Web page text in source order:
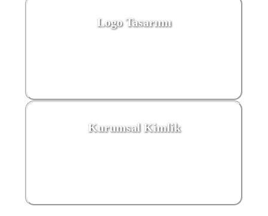
Logo Tasarımı
Kurumsal Kimlik